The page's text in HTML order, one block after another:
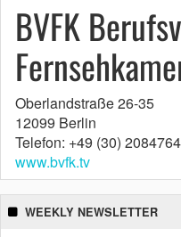
BVFK
Oberlandstraße 26-35
12099 Berlin
Telefon: +49 (30)
www.bvfk.tv
WEEKLY NEWSLETTER